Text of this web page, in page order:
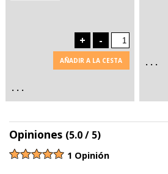
+ -
AÑADIR A LA CESTA
. . .
. . .
Opiniones (5.0 / 5)
1 Opinión